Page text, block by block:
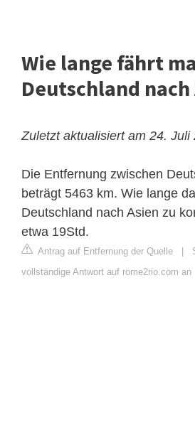
Wie lange fährt
Deutschland nach
Zuletzt aktualisiert am 24. Juli
Die Entfernung zwischen
beträgt 5463 km. Wie lange
Deutschland nach Asien zu
etwa 19Std.
Antrag auf Entfernung der Quelle
vollständige Antwort auf rome2rio.com an